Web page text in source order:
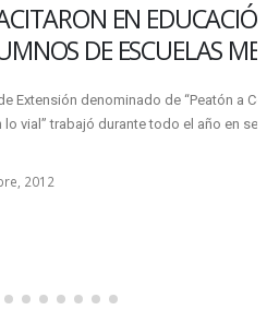
EN EDUCACIÓN VIAL A
MEDIAS
de “Peatón a Conductor.
todo el año en seis...